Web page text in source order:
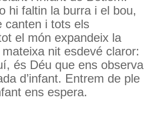
hi faltin la burra i el bou,
canten i tots els
el món expandeix la
nit esdevé claror:
és Déu que ens observa
d’infant. Entrem de ple
ens espera.